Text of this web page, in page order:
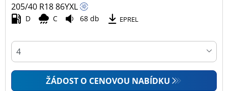
205/40 R1886YXL
D C 68 db EPREL
ŽÁDOST O CENOVOU NABÍDKU